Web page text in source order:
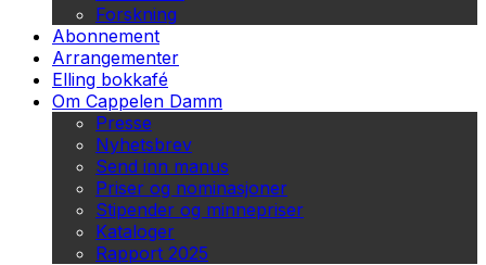
Forskning
Abonnement
Arrangementer
Elling bokkafé
Om Cappelen Damm
Presse
Nyhetsbrev
Send inn manus
Priser og nominasjoner
Stipender og minnepriser
Kataloger
Rapport 2025